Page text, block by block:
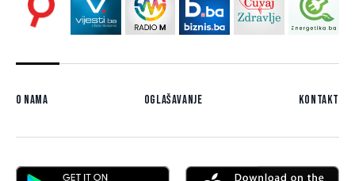
O nama Oglašavanje Kontakt